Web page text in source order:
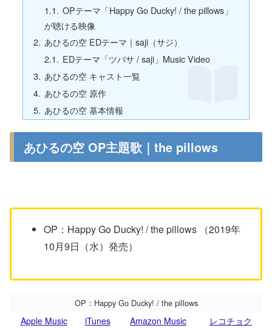
OPテーマ「Happy Go Ducky! / the pillows」
が聴ける映像
あひるの空 EDテーマ｜saji（サジ）
EDテーマ「ツバサ / saji」Music Video
あひるの空 キャスト一覧
あひるの空 原作
あひるの空 基本情報
あひるの空 OP主題歌｜the pillows
OP：Happy Go Ducky! / the pillows （2019年
10月9日（水）発売）
OP：Happy Go Ducky! / the pillows
Apple Music iTunes Amazon Music レコチョク